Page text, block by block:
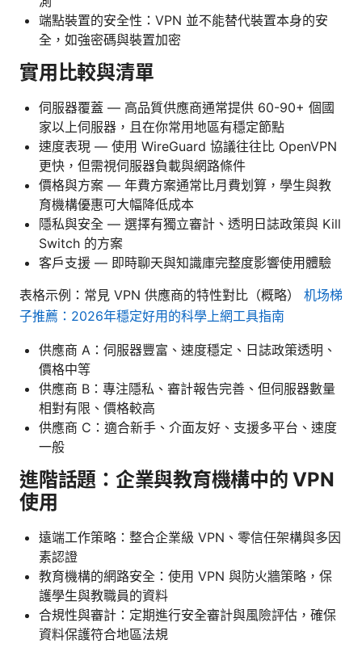
端點裝置的安全性：VPN 並不能替代裝置本身的安
全，如強密碼與裝置加密
實用比較與清單
伺服器覆蓋 — 高品質供應商通常提供 60-90+ 個國
家以上伺服器，且在你常用地區有穩定節點
速度表現 — 使用 WireGuard 協議往往比 OpenVPN
更快，但需視伺服器負載與網路條件
價格與方案 — 年費方案通常比月費划算，學生與教
育機構優惠可大幅降低成本
隱私與安全 — 選擇有獨立審計、透明日誌政策與 Kill
Switch 的方案
客戶支援 — 即時聊天與知識庫完整度影響使用體驗
表格示例：常見 VPN 供應商的特性對比（概略） 机场梯
子推薦：2026年穩定好用的科學上網工具指南
供應商 A：伺服器豐富、速度穩定、日誌政策透明、
價格中等
供應商 B：專注隱私、審計報告完善、但伺服器數量
相對有限、價格較高
供應商 C：適合新手、介面友好、支援多平台、速度
一般
進階話題：企業與教育機構中的 VPN
使用
遠端工作策略：整合企業級 VPN、零信任架構與多因
素認證
教育機構的網路安全：使用 VPN 與防火牆策略，保
護學生與教職員的資料
合規性與審計：定期進行安全審計與風險評估，確保
資料保護符合地區法規